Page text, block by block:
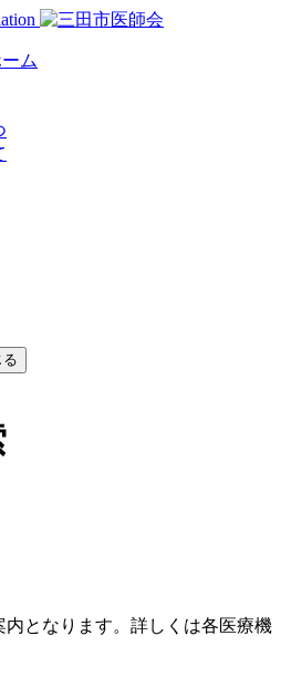
る
となります。詳しくは各医療機